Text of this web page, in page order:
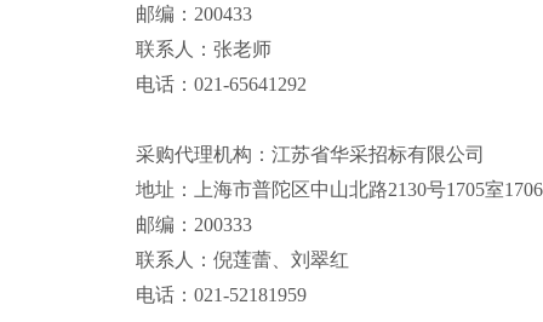
邮编： 200433
联系人：张老师
电话： 021-65641292
采购代理机构：江苏省华采招标有限公司
地址：上海市普陀区中山北路2130号1705室
邮编： 200333
联系人：倪莲蕾、刘翠红
电话： 021-52181959